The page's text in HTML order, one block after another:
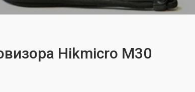
Hikmicro M30